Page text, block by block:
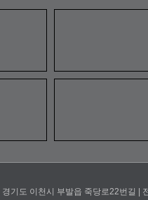
경기도 이천시 부발읍 죽당로22번길